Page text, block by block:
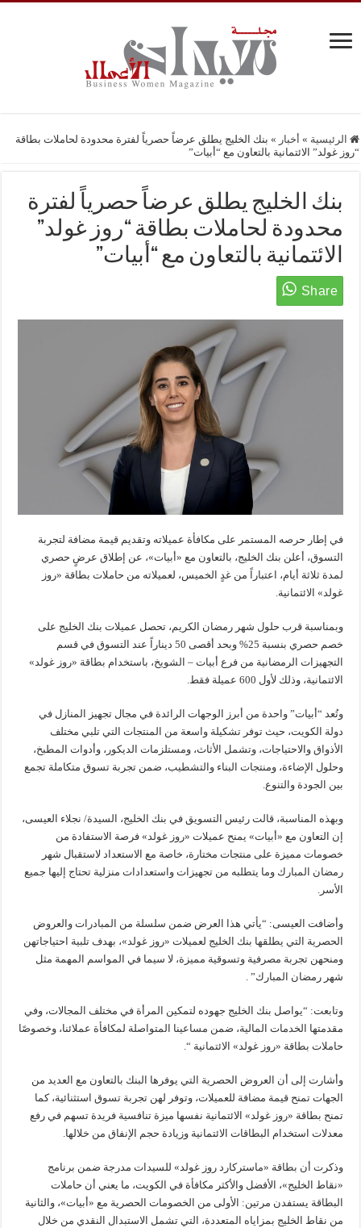
الرئيسية » أخبار » بنك الخليج يطلق عرضاً حصرياً لفترة محدودة لحاملات بطاقة
“روز غولد” الائتمانية بالتعاون مع “أبيات”
بنك الخليج يطلق عرضاً حصرياً لفترة
محدودة لحاملات بطاقة “روز غولد”
الائتمانية بالتعاون مع “أبيات”
في إطار حرصه المستمر على مكافأة عميلاته وتقديم قيمة مضافة لتجربة
التسوق، أعلن بنك الخليج، بالتعاون مع «أبيات»، عن إطلاق عرضٍ حصري
لمدة ثلاثة أيام، اعتباراً من غدٍ الخميس، لعميلاته من حاملات بطاقة «روز
غولد» الائتمانية.
وبمناسبة قرب حلول شهر رمضان الكريم، تحصل عميلات بنك الخليج على
خصم حصري بنسبة 25% وبحد أقصى 50 ديناراً عند التسوق في قسم
التجهيزات الرمضانية من فرع أبيات – الشويخ، باستخدام بطاقة «روز غولد»
الائتمانية، وذلك لأول 600 عميلة فقط.
وتُعد “أبيات” واحدة من أبرز الوجهات الرائدة في مجال تجهيز المنازل في
دولة الكويت، حيث توفر تشكيلة واسعة من المنتجات التي تلبي مختلف
الأذواق والاحتياجات، وتشمل الأثاث، ومستلزمات الديكور، وأدوات المطبخ،
وحلول الإضاءة، ومنتجات البناء والتشطيب، ضمن تجربة تسوق متكاملة تجمع
بين الجودة والتنوع.
وبهذه المناسبة، قالت رئيس التسويق في بنك الخليج، السيدة/ نجلاء العيسى،
إن التعاون مع «أبيات» يمنح عميلات «روز غولد» فرصة الاستفادة من
خصومات مميزة على منتجات مختارة، خاصة مع الاستعداد لاستقبال شهر
رمضان المبارك وما يتطلبه من تجهيزات واستعدادات منزلية تحتاج إليها جميع
الأسر.
وأضافت العيسى: “يأتي هذا العرض ضمن سلسلة من المبادرات والعروض
الحصرية التي يطلقها بنك الخليج لعميلات «روز غولد»، بهدف تلبية احتياجاتهن
ومنحهن تجربة مصرفية وتسوقية مميزة، لا سيما في المواسم المهمة مثل
شهر رمضان المبارك” .
وتابعت: “يواصل بنك الخليج جهوده لتمكين المرأة في مختلف المجالات، وفي
مقدمتها الخدمات المالية، ضمن مساعينا المتواصلة لمكافأة عملائنا، وخصوصًا
حاملات بطاقة «روز غولد» الائتمانية “.
وأشارت إلى أن العروض الحصرية التي يوفرها البنك بالتعاون مع العديد من
الجهات تمنح قيمة مضافة للعميلات، وتوفر لهن تجربة تسوق استثنائية، كما
تمنح بطاقة «روز غولد» الائتمانية نفسها ميزة تنافسية فريدة تسهم في رفع
معدلات استخدام البطاقات الائتمانية وزيادة حجم الإنفاق من خلالها.
وذكرت أن بطاقة «ماستركارد روز غولد» للسيدات مدرجة ضمن برنامج
«نقاط الخليج»، الأفضل والأكثر مكافأة في الكويت، ما يعني أن حاملات
البطاقة يستفدن مرتين: الأولى من الخصومات الحصرية مع «أبيات»، والثانية
من نقاط الخليج بمزاياه المتعددة، التي تشمل الاستبدال النقدي من خلال